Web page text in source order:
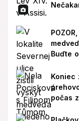
Buďte
Koniec
počas